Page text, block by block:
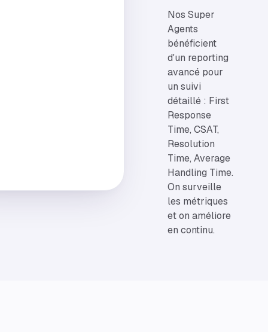
Nos Super
Agents
bénéficient
d'un reporting
avancé pour
un suivi
détaillé : First
Response
Time, CSAT,
Resolution
Time, Average
Handling Time.
On surveille
les métriques
et on améliore
en continu.